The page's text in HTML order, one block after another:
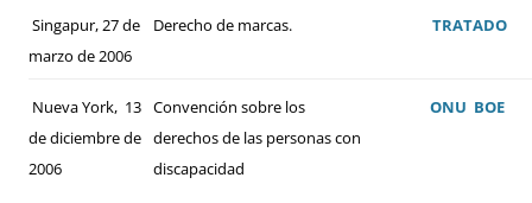
Singapur, 27 de
marzo de 2006
Derecho de marcas. TRATADO
Nueva York, 13
de diciembre de
2006
Convención sobre los
derechos de las personas con
discapacidad
ONU BOE